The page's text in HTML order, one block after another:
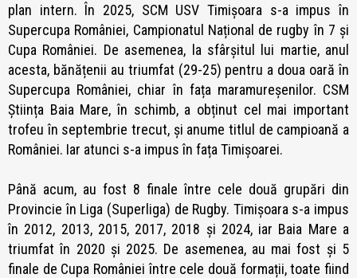
plan intern. În 2025, SCM USV Timișoara s-a impus în
Supercupa României, Campionatul Național de rugby în 7 și
Cupa României. De asemenea, la sfârșitul lui martie, anul
acesta, bănățenii au triumfat (29-25) pentru a doua oară în
Supercupa României, chiar în fața maramureșenilor. CSM
Știința Baia Mare, în schimb, a obținut cel mai important
trofeu în septembrie trecut, și anume titlul de campioană a
României. Iar atunci s-a impus în fața Timișoarei.
Până acum, au fost 8 finale între cele două grupări din
Provincie în Liga (Superliga) de Rugby. Timișoara s-a impus
în 2012, 2013, 2015, 2017, 2018 și 2024, iar Baia Mare a
triumfat în 2020 și 2025. De asemenea, au mai fost și 5
finale de Cupa României între cele două formații, toate fiind